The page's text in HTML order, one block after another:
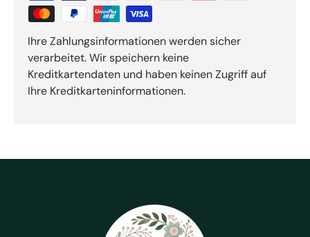
Ihre Zahlungsinformationen werden sicher
verarbeitet. Wir speichern keine
Kreditkartendaten und haben keinen Zugriff auf
Ihre Kreditkarteninformationen.